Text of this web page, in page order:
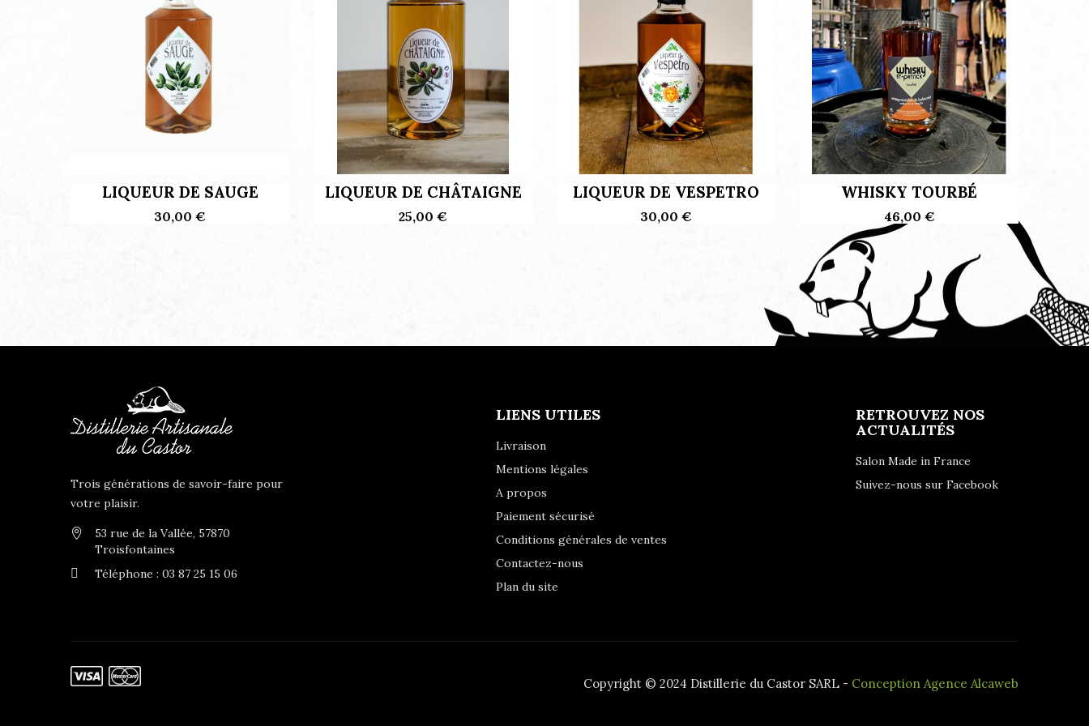
LIQUEUR DE SAUGE
30,00 €
LIQUEUR DE CHÂTAIGNE
25,00 €
LIQUEUR DE VESPETRO
30,00 €
WHISKY TOURBÉ
46,00 €
Trois générations de savoir-faire pour
votre plaisir.
53 rue de la Vallée, 57870
Troisfontaines
Téléphone : 03 87 25 15 06
LIENS UTILES
Livraison
Mentions légales
A propos
Paiement sécurisé
Conditions générales de ventes
Contactez-nous
Plan du site
RETROUVEZ NOS
ACTUALITÉS
Salon Made in France
Suivez-nous sur Facebook
Copyright © 2024 Distillerie du Castor SARL - Conception Agence Alcaweb